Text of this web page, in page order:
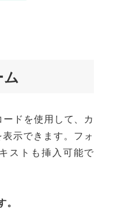
ドを使用して、カ
示できます。フォ
ストも挿入可能で